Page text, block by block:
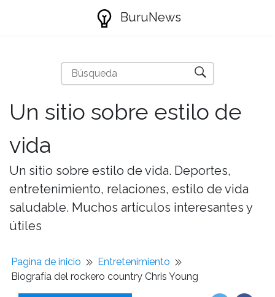
BuruNews
Un sitio sobre estilo de
vida
Un sitio sobre estilo de vida. Deportes,
entretenimiento, relaciones, estilo de vida
saludable. Muchos artículos interesantes y
útiles
Pagina de inicio
Entretenimiento
Biografía del rockero country Chris Young